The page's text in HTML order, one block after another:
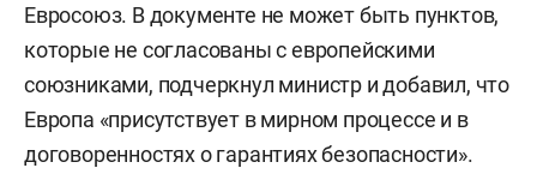
Евросоюз. В документе не может быть пунктов,
которые не согласованы с европейскими
союзниками, подчеркнул министр и добавил, что
Европа «присутствует в мирном процессе и в
договоренностях о гарантиях безопасности».